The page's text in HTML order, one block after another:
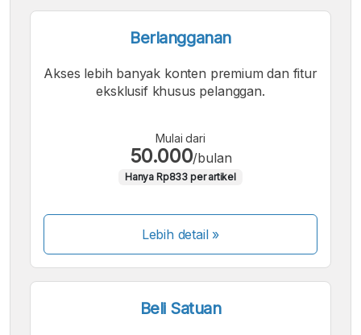
Berlangganan
Akses lebih banyak konten premium dan fitur
eksklusif khusus pelanggan.
Mulai dari
50.000/bulan
Hanya Rp833 per artikel
Lebih detail »
Beli Satuan